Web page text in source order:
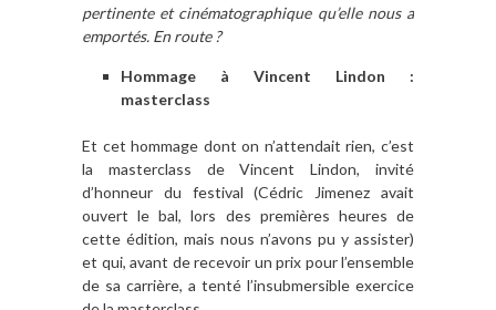
pertinente et cinématographique qu’elle nous a
emportés. En route ?
Hommage à Vincent Lindon :
masterclass
Et cet hommage dont on n’attendait rien, c’est
la masterclass de Vincent Lindon, invité
d’honneur du festival (Cédric Jimenez avait
ouvert le bal, lors des premières heures de
cette édition, mais nous n’avons pu y assister)
et qui, avant de recevoir un prix pour l’ensemble
de sa carrière, a tenté l’insubmersible exercice